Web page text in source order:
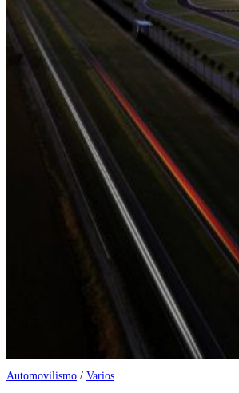
Automovilismo / Varios